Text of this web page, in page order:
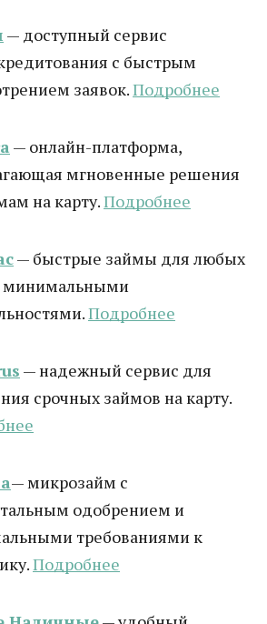
— доступный сервис
с быстрым
заявок.Подробнее
— онлайн-платформа,
мгновенные решения
на карту.Подробнее
— быстрые займы для любых
минимальными
Подробнее
— надежный сервис для
срочных займов на карту.
ее
— микрозайм с
одобрением и
требованиями к
Подробнее